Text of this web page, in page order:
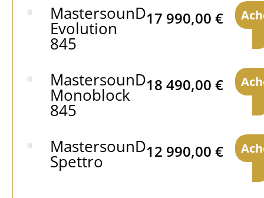
MastersounD
Evolution
845
17 990,00 €
MastersounD
Monoblock
845
18 490,00 €
MastersounD
Spettro 12 990,00 €